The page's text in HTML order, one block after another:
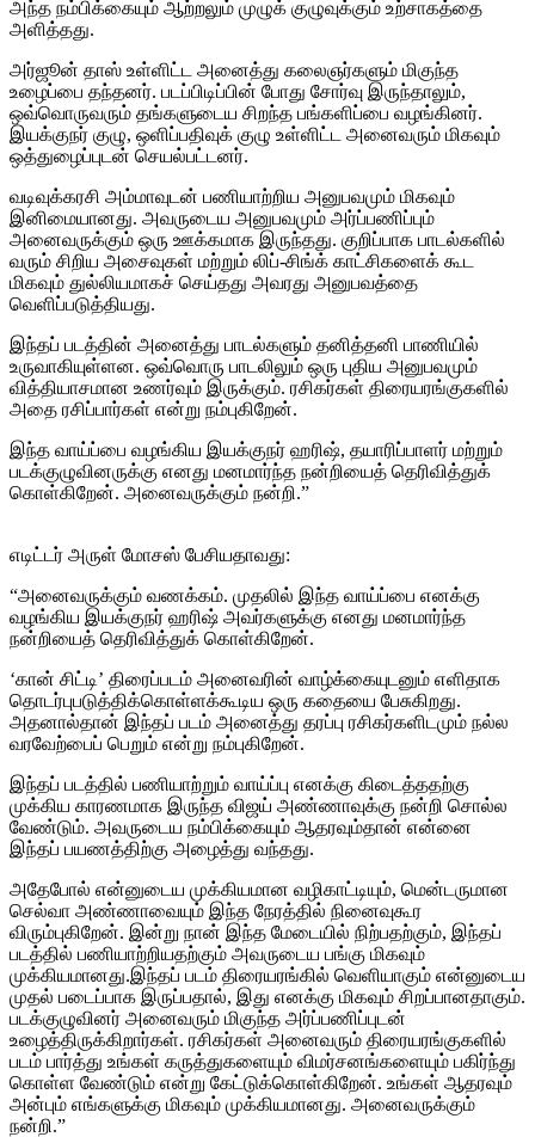
அந்த நம்பிக்கையும் ஆற்றலும் முழுக் குழுவுக்கும் உற்சாகத்தை
அளித்தது.
அர்ஜூன் தாஸ் உள்ளிட்ட அனைத்து கலைஞர்களும் மிகுந்த
உழைப்பை தந்தனர். படப்பிடிப்பின் போது சோர்வு இருந்தாலும்,
ஒவ்வொருவரும் தங்களுடைய சிறந்த பங்களிப்பை வழங்கினர்.
இயக்குநர் குழு, ஒளிப்பதிவுக் குழு உள்ளிட்ட அனைவரும் மிகவும்
ஒத்துழைப்புடன் செயல்பட்டனர்.
வடிவுக்கரசி அம்மாவுடன் பணியாற்றிய அனுபவமும் மிகவும்
இனிமையானது. அவருடைய அனுபவமும் அர்ப்பணிப்பும்
அனைவருக்கும் ஒரு ஊக்கமாக இருந்தது. குறிப்பாக பாடல்களில்
வரும் சிறிய அசைவுகள் மற்றும் லிப்-சிங்க் காட்சிகளைக் கூட
மிகவும் துல்லியமாகச் செய்தது அவரது அனுபவத்தை
வெளிப்படுத்தியது.
இந்தப் படத்தின் அனைத்து பாடல்களும் தனித்தனி பாணியில்
உருவாகியுள்ளன. ஒவ்வொரு பாடலிலும் ஒரு புதிய அனுபவமும்
வித்தியாசமான உணர்வும் இருக்கும். ரசிகர்கள் திரையரங்குகளில்
அதை ரசிப்பார்கள் என்று நம்புகிறேன்.
இந்த வாய்ப்பை வழங்கிய இயக்குநர் ஹரிஷ், தயாரிப்பாளர் மற்றும்
படக்குழுவினருக்கு எனது மனமார்ந்த நன்றியைத் தெரிவித்துக்
கொள்கிறேன். அனைவருக்கும் நன்றி.”
எடிட்டர் அருள் மோசஸ் பேசியதாவது:
“அனைவருக்கும் வணக்கம். முதலில் இந்த வாய்ப்பை எனக்கு
வழங்கிய இயக்குநர் ஹரிஷ் அவர்களுக்கு எனது மனமார்ந்த
நன்றியைத் தெரிவித்துக் கொள்கிறேன்.
‘கான் சிட்டி’ திரைப்படம் அனைவரின் வாழ்க்கையுடனும் எளிதாக
தொடர்புபடுத்திக்கொள்ளக்கூடிய ஒரு கதையை பேசுகிறது.
அதனால்தான் இந்தப் படம் அனைத்து தரப்பு ரசிகர்களிடமும் நல்ல
வரவேற்பைப் பெறும் என்று நம்புகிறேன்.
இந்தப் படத்தில் பணியாற்றும் வாய்ப்பு எனக்கு கிடைத்ததற்கு
முக்கிய காரணமாக இருந்த விஜய் அண்ணாவுக்கு நன்றி சொல்ல
வேண்டும். அவருடைய நம்பிக்கையும் ஆதரவும்தான் என்னை
இந்தப் பயணத்திற்கு அழைத்து வந்தது.
அதேபோல் என்னுடைய முக்கியமான வழிகாட்டியும், மென்டருமான
செல்வா அண்ணாவையும் இந்த நேரத்தில் நினைவுகூர
விரும்புகிறேன். இன்று நான் இந்த மேடையில் நிற்பதற்கும், இந்தப்
படத்தில் பணியாற்றியதற்கும் அவருடைய பங்கு மிகவும்
முக்கியமானது.இந்தப் படம் திரையரங்கில் வெளியாகும் என்னுடைய
முதல் படைப்பாக இருப்பதால், இது எனக்கு மிகவும் சிறப்பானதாகும்.
படக்குழுவினர் அனைவரும் மிகுந்த அர்ப்பணிப்புடன்
உழைத்திருக்கிறார்கள். ரசிகர்கள் அனைவரும் திரையரங்குகளில்
படம் பார்த்து உங்கள் கருத்துகளையும் விமர்சனங்களையும் பகிர்ந்து
கொள்ள வேண்டும் என்று கேட்டுக்கொள்கிறேன். உங்கள் ஆதரவும்
அன்பும் எங்களுக்கு மிகவும் முக்கியமானது. அனைவருக்கும்
நன்றி.”